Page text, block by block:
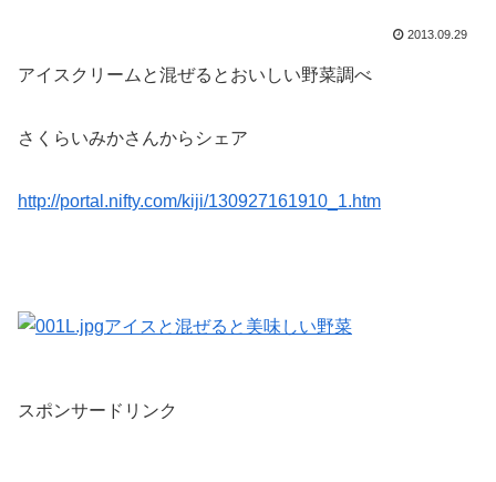
2013.09.29
アイスクリームと混ぜるとおいしい野菜調べ
さくらいみかさんからシェア
http://portal.nifty.com/kiji/130927161910_1.htm
スポンサードリンク